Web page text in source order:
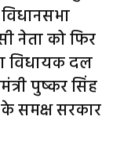
नेता को फिर
विधायक दल
पुष्कर सिंह
समक्ष सरकार